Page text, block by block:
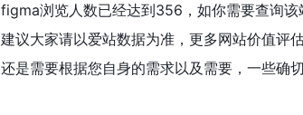
figma浏览人数已经达到356，如你需要查询
建议大家请以爱站数据为准，更多网站价值评
还是需要根据您自身的需求以及需要，一些确